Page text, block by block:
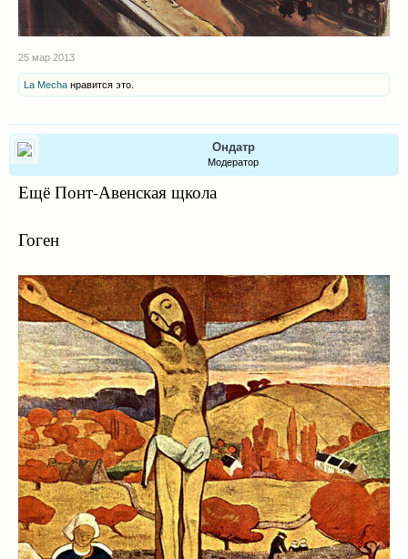
25 мар 2013
La Mecha нравится это.
Ондатр
Модератор
Ещё Понт-Авенская щкола
Гоген